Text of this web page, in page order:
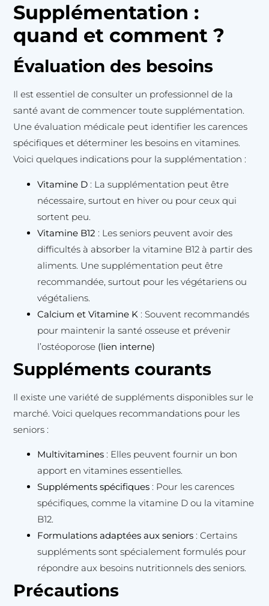
Supplémentation :
quand et comment ?
Évaluation des besoins
Il est essentiel de consulter un professionnel de la
santé avant de commencer toute supplémentation.
Une évaluation médicale peut identifier les carences
spécifiques et déterminer les besoins en vitamines.
Voici quelques indications pour la supplémentation :
Vitamine D : La supplémentation peut être
nécessaire, surtout en hiver ou pour ceux qui
sortent peu.
Vitamine B12 : Les seniors peuvent avoir des
difficultés à absorber la vitamine B12 à partir des
aliments. Une supplémentation peut être
recommandée, surtout pour les végétariens ou
végétaliens.
Calcium et Vitamine K : Souvent recommandés
pour maintenir la santé osseuse et prévenir
l’ostéoporose (lien interne)
Suppléments courants
Il existe une variété de suppléments disponibles sur le
marché. Voici quelques recommandations pour les
seniors :
Multivitamines : Elles peuvent fournir un bon
apport en vitamines essentielles.
Suppléments spécifiques : Pour les carences
spécifiques, comme la vitamine D ou la vitamine
B12.
Formulations adaptées aux seniors : Certains
suppléments sont spécialement formulés pour
répondre aux besoins nutritionnels des seniors.
Précautions